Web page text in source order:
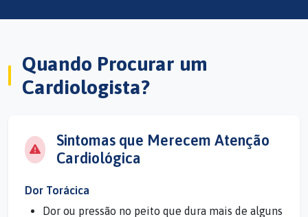
Quando Procurar um
Cardiologista?
Sintomas que Merecem Atenção
Cardiológica
Dor Torácica
Dor ou pressão no peito que dura mais de alguns